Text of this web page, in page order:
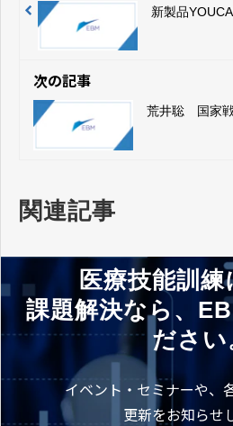
新製品
次の記事
荒井聡 国家
関連記事
医療技能訓練
課題解決なら、
ださい
イベント・セミナーや、
更新をお知らせ